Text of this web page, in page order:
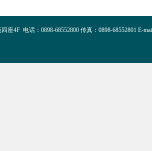
4F 电话：0898-68552800 传真：0898-68552801 E-